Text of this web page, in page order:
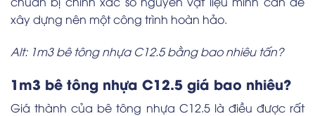
xây dựng nên một công trình hoàn hảo.
Alt: 1m3 bê tông nhựa C12.5 bằng bao nhiêu tấn?
1m3 bê tông nhựa C12.5 giá bao nhiêu?
Giá thành của bê tông nhựa C12.5 là điều được rất